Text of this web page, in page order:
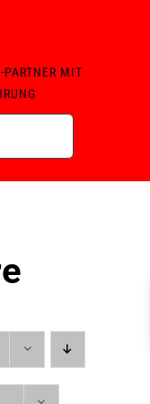
PARTNER MIT